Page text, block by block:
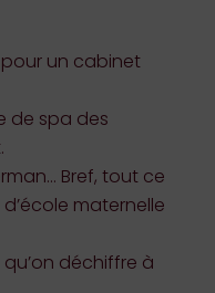
pour un cabinet
de spa des
Bref, tout ce
maternelle
déchiffre à